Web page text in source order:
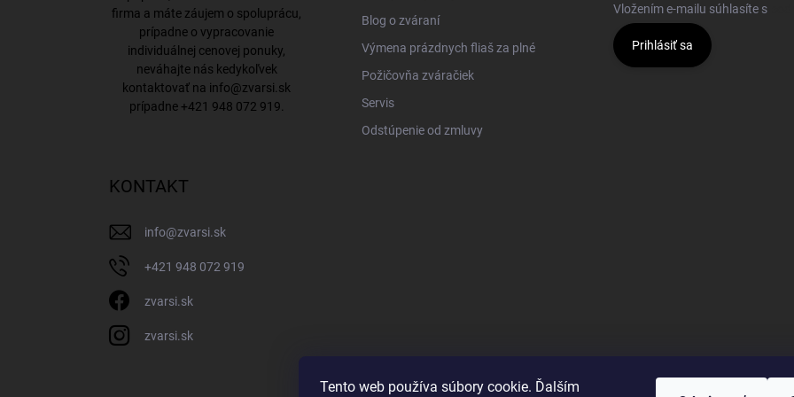
Tento web používa súbory cookie. Ďalším
firma a máte záujem o spoluprácu,
prípadne o vypracovanie
individuálnej cenovej ponuky,
neváhajte nás kedykoľvek
kontaktovať na info@zvarsi.sk
prípadne +421 948 072 919
Blog o zváraní
Výmena prázdnych fliaš za plné
Požičovňa zváračiek
Servis
Odstúpenie od zmluvy
Vložením e-mailu súhlasíte s
Prihlásiť sa
KONTAKT
info@zvarsi.sk
+421 948 072 919
zvarsi.sk
zvarsi.sk